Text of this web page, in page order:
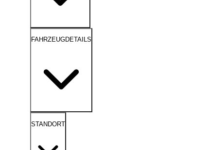
FAHRZEUGDETAILS
STANDORT